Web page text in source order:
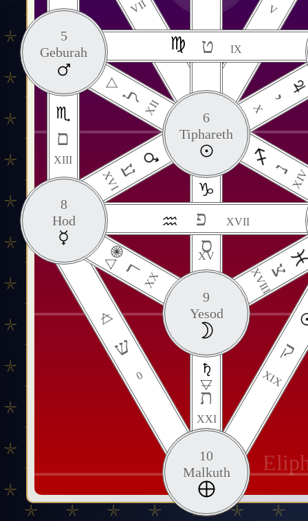
V
VII
י
X
ל
XII
ט IX
5
Geburah
ם
XIII
6
Tiphareth
נ עXVI
ס
XV
8
Hod
פ XVII
ר
XX צXVIII
ק
XIX
ש
0
9
Yesod
ת
XXI
10
Malkuth